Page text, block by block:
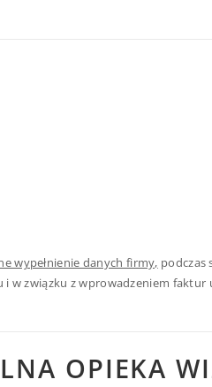
wypełnienie danych firmy, podczas
związku z wprowadzeniem
OPIEKA